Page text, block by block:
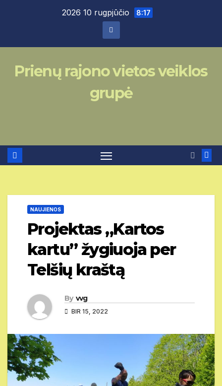
2026 10 rugpjūčio 8:17
Prienų rajono vietos veiklos
grupė
NAUJIENOS
Projektas „Kartos
kartu” žygiuoja per
Telšių kraštą
By vvg
BIR 15, 2022